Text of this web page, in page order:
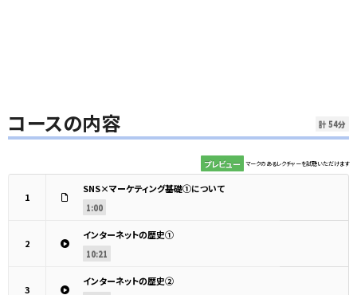
コースの内容 計 54分
プレビュー マークのあるレクチャーを試聴いただけます
1
SNS×マーケティング基礎①について
1:00
2
インターネットの歴史①
10:21
3
インターネットの歴史②